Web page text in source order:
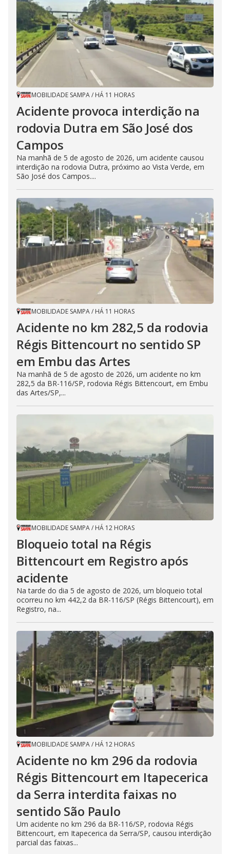
MOBILIDADE SAMPA/ HÁ 11 HORAS
Acidente provoca interdição na
rodovia Dutra em São José dos
Campos
Na manhã de 5 de agosto de 2026, um acidente causou
interdição na rodovia Dutra, próximo ao Vista Verde, em
São José dos Campos....
MOBILIDADE SAMPA/ HÁ 11 HORAS
Acidente no km 282,5 da rodovia
Régis Bittencourt no sentido SP
em Embu das Artes
Na manhã de 5 de agosto de 2026, um acidente no km
282,5 da BR-116/SP, rodovia Régis Bittencourt, em Embu
das Artes/SP,...
MOBILIDADE SAMPA/ HÁ 12 HORAS
Bloqueio total na Régis
Bittencourt em Registro após
acidente
Na tarde do dia 5 de agosto de 2026, um bloqueio total
ocorreu no km 442,2 da BR-116/SP (Régis Bittencourt), em
Registro, na...
MOBILIDADE SAMPA/ HÁ 12 HORAS
Acidente no km 296 da rodovia
Régis Bittencourt em Itapecerica
da Serra interdita faixas no
sentido São Paulo
Um acidente no km 296 da BR-116/SP, rodovia Régis
Bittencourt, em Itapecerica da Serra/SP, causou interdição
parcial das faixas...